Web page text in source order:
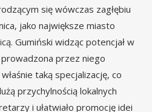
się wówczas zagłębiu
jako największe miasto
Gumiński widząc potencjał w
prowadzona przez niego
taką specjalizację, co
przychylnością lokalnych
i ułatwiało promocję idei